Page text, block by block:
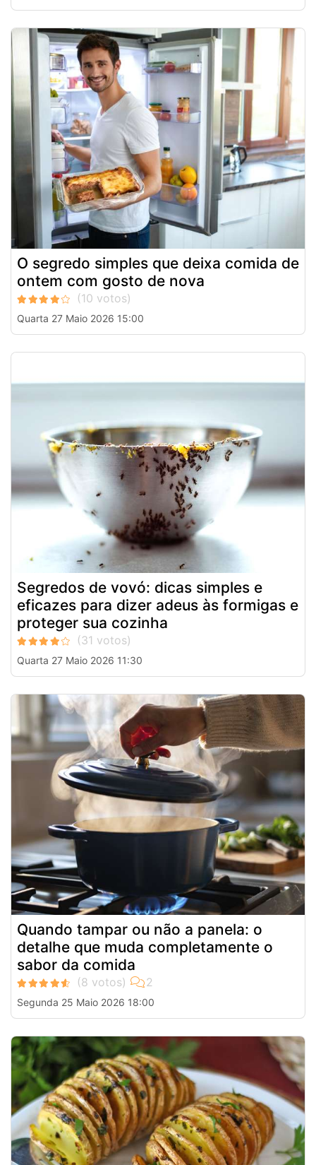
O segredo simples que deixa comida de
ontem com gosto de nova
Quarta 27 Maio 2026 15:00
Segredos de vovó: dicas simples e
eficazes para dizer adeus às formigas e
proteger sua cozinha
Quarta 27 Maio 2026 11:30
Quando tampar ou não a panela: o
detalhe que muda completamente o
sabor da comida
Segunda 25 Maio 2026 18:00